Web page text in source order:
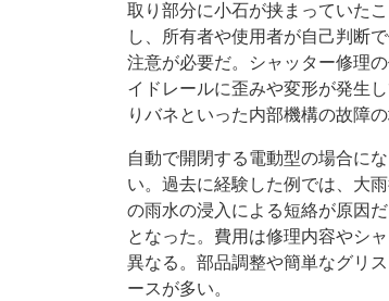
取り部分に小石が挟まっていた
し、所有者や使用者が自己判断
注意が必要だ。シャッター修理
イドレールに歪みや変形が発生
りバネといった内部機構の故障
自動で開閉する電動型の場合に
い。過去に経験した例では、大
の雨水の浸入による短絡が原因
となった。費用は修理内容やシ
異なる。部品調整や簡単なグリ
ースが多い。